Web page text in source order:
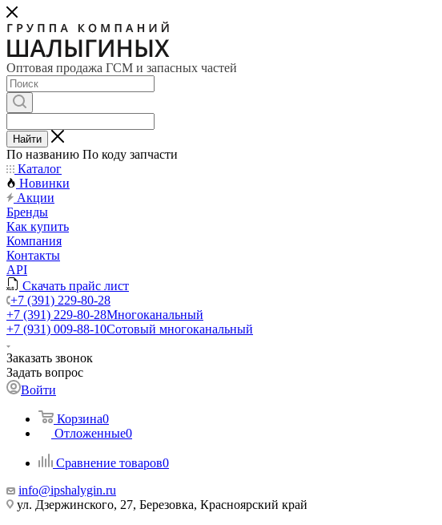
Оптовая продажа ГСМ и запасных частей
Найти
По названию По коду запчасти
Каталог
Новинки
Акции
Бренды
Как купить
Компания
Контакты
API
Скачать прайс лист
+7 (391) 229-80-28
+7 (391) 229-80-28Многоканальный
+7 (931) 009-88-10Сотовый многоканальный
Заказать звонок
Задать вопрос
Войти
Корзина0
Отложенные0
Сравнение товаров0
info@ipshalygin.ru
ул. Дзержинского, 27, Березовка, Красноярский край